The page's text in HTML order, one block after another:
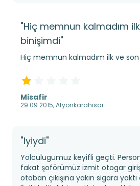
Misafir
29.09.2015, Afyonkarahisar
"Hiç memnun kalmadım
binişimdi"
Hiç memnun kalmadım ilk ve
"Iyiydi"
Yolculugumuz keyifli geçti.
fakat şoförümüz izmit otogar
otoban çıkışına yakın sigara